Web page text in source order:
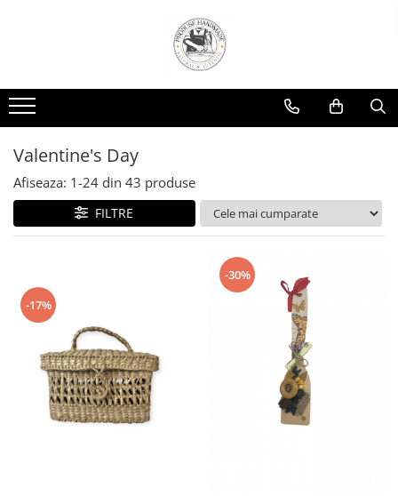
Valentine's Day
Afiseaza: 1-24 din 43 produse
FILTRE
-17%
-30%